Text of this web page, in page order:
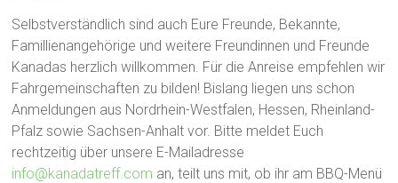
Selbstverständlich sind auch Eure Freunde, Bekannte,
Famillienangehörige und weitere Freundinnen und Freunde
Kanadas herzlich willkommen. Für die Anreise empfehlen wir
Fahrgemeinschaften zu bilden! Bislang liegen uns schon
Anmeldungen aus Nordrhein-Westfalen, Hessen, Rheinland-
Pfalz sowie Sachsen-Anhalt vor. Bitte meldet Euch
rechtzeitig über unsere E-Mailadresse
info@kanadatreff.com an, teilt uns mit, ob ihr am BBQ-Menü